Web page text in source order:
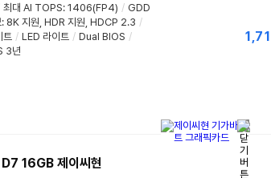
최대 AI TOPS: 1406(FP4) / GDD
: 8K 지원 HDR 지원 HDCP 2.3 /
트 / LED 라이트 / Dual BIOS /
3년
16GB 제이씨현